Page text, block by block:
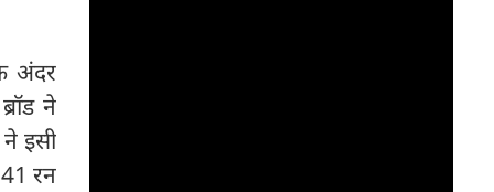
अंदर
ने
इसी
रन